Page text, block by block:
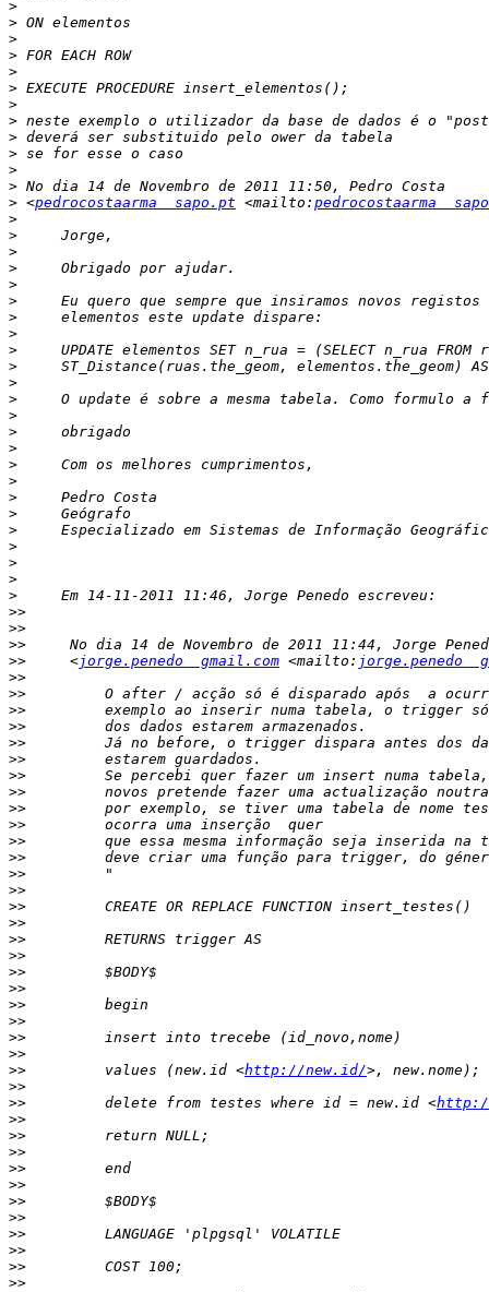
>
>
>
>
>
>
>
>
>
>
>
>
> <pedrocostaarma  sapo.pt <mailto: pedrocostaarma
>
>
>
>
>
>
>
>
>
>
>
>
>
>
>
>
>
>
>
>
>
>
>
>
>>
>>
>>
>>
     <
jorge.penedo  gmail.com <mailto: jorge.penedo
>>
>>
>>
>>
>>
>>
>>
>>
>>
>>
>>
>>
>>
>>
>>
>>
>>
>>
>>
>>
>>
>>
>>
>>
>>
         values (new.id <
http://new.id/
>>
>>
         delete from testes where id = new.id <
>>
>>
>>
>>
>>
>>
>>
>>
>>
>>
>>